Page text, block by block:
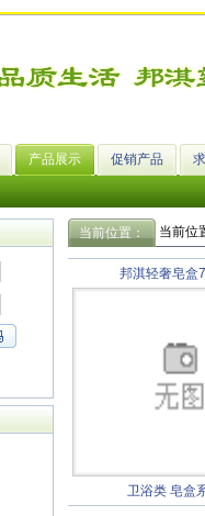
产品展示 促销产品
当前位置： 当前位
邦淇轻奢皂盒
卫浴类 皂盒